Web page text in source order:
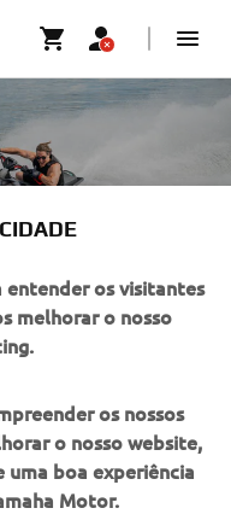
2024
sobre os produtos
os visitantes
melhorar o nosso
os nossos
o nosso website,
boa experiência
Motor.